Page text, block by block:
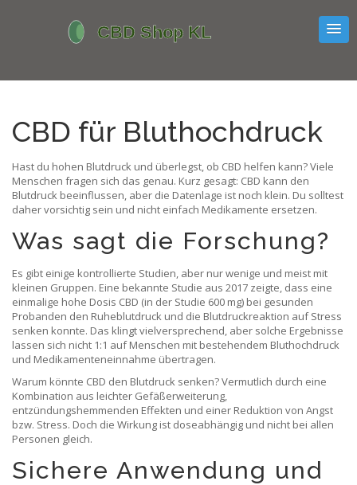
CBD für Bluthochdruck
Hast du hohen Blutdruck und überlegst, ob CBD helfen kann? Viele
Menschen fragen sich das genau. Kurz gesagt: CBD kann den
Blutdruck beeinflussen, aber die Datenlage ist noch klein. Du solltest
daher vorsichtig sein und nicht einfach Medikamente ersetzen.
Was sagt die Forschung?
Es gibt einige kontrollierte Studien, aber nur wenige und meist mit
kleinen Gruppen. Eine bekannte Studie aus 2017 zeigte, dass eine
einmalige hohe Dosis CBD (in der Studie 600 mg) bei gesunden
Probanden den Ruheblutdruck und die Blutdruckreaktion auf Stress
senken konnte. Das klingt vielversprechend, aber solche Ergebnisse
lassen sich nicht 1:1 auf Menschen mit bestehendem Bluthochdruck
und Medikamenteneinnahme übertragen.
Warum könnte CBD den Blutdruck senken? Vermutlich durch eine
Kombination aus leichter Gefäßerweiterung,
entzündungshemmenden Effekten und einer Reduktion von Angst
bzw. Stress. Doch die Wirkung ist doseabhängig und nicht bei allen
Personen gleich.
Sichere Anwendung und